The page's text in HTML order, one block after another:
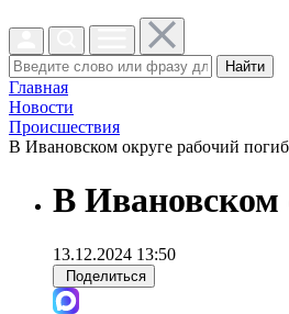
Найти
Главная
Новости
Проиcшествия
В Ивановском округе рабочий
В Ивановском
13.12.2024 13:50
Поделиться